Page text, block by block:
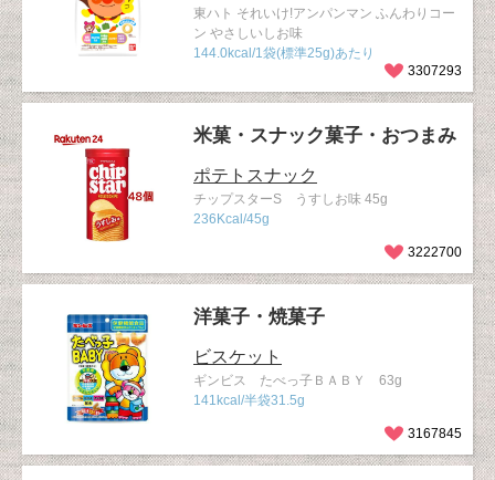
東ハト それいけ!アンパンマン ふんわりコー
ン やさしいしお味
144.0kcal/1袋(標準25g)あたり
3307293
米菓・スナック菓子・おつまみ
ポテトスナック
チップスターS うすしお味 45g
236Kcal/45g
3222700
洋菓子・焼菓子
ビスケット
ギンビス たべっ子ＢＡＢＹ 63g
141kcal/半袋31.5g
3167845